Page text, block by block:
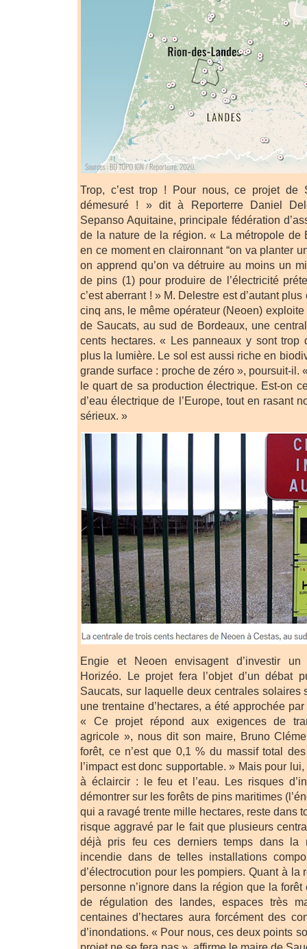
Trop, c’est trop ! Pour nous, ce projet de
démesuré ! » dit à Reporterre Daniel
Sepanso Aquitaine, principale fédération
de la nature de la région. « La métropole de
en ce moment en claironnant “on va planter
on apprend qu’on va détruire au moins un
de pins (1) pour produire de l’électricité
c’est aberrant ! » M. Delestre est d’autant
cinq ans, le même opérateur (Neoen)
de Saucats, au sud de Bordeaux, une
cents hectares. « Les panneaux y sont trop
plus la lumière. Le sol est aussi riche en
grande surface : proche de zéro », poursuit-il.
le quart de sa production électrique. Est-on
d’eau électrique de l’Europe, tout en rasant
sérieux. »
Engie et Neoen envisagent d’investir un
Horizéo. Le projet fera l’objet d’un débat
Saucats, sur laquelle deux centrales solaires
une trentaine d’hectares, a été approchée
« Ce projet répond aux exigences de
agricole », nous dit son maire, Bruno
forêt, ce n’est que 0,1 % du massif total
l’impact est donc supportable. » Mais pour
à éclaircir : le feu et l’eau. Les risques
démontrer sur les forêts de pins maritimes
qui a ravagé trente mille hectares, reste dans
risque aggravé par le fait que plusieurs
déjà pris feu ces derniers temps dans la
incendie dans de telles installations
d’électrocution pour les pompiers. Quant à la
personne n’ignore dans la région que la
de régulation des landes, espaces très
centaines d’hectares aura forcément des
d’inondations. « Pour nous, ces deux points